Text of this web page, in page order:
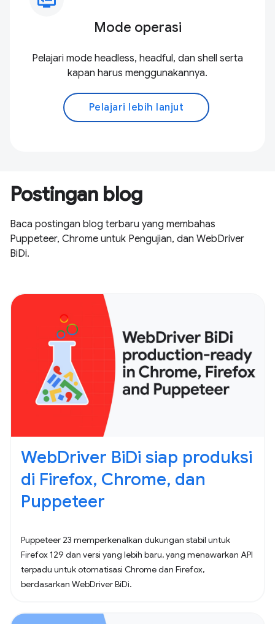
Mode operasi
Pelajari mode headless, headful, dan shell serta
kapan harus menggunakannya.
Pelajari lebih lanjut
Postingan blog
Baca postingan blog terbaru yang membahas
Puppeteer, Chrome untuk Pengujian, dan WebDriver
BiDi.
WebDriver BiDi siap produksi
di Firefox, Chrome, dan
Puppeteer
Puppeteer 23 memperkenalkan dukungan stabil untuk
Firefox 129 dan versi yang lebih baru, yang menawarkan API
terpadu untuk otomatisasi Chrome dan Firefox,
berdasarkan WebDriver BiDi.